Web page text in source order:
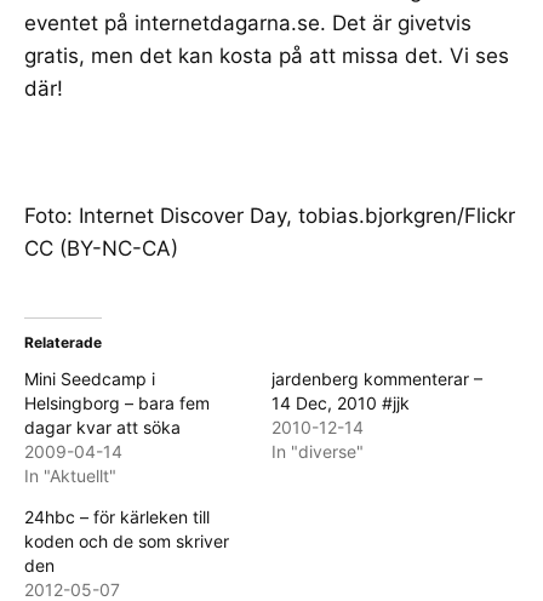
eventet på internetdagarna.se. Det är givetvis
gratis, men det kan kosta på att missa det. Vi ses
där!
Foto: Internet Discover Day, tobias.bjorkgren/Flickr
CC (BY-NC-CA)
Relaterade
Mini Seedcamp i
Helsingborg – bara fem
dagar kvar att söka
2009-04-14
In "Aktuellt"
jardenberg kommenterar –
14 Dec, 2010 #jjk
2010-12-14
In "diverse"
24hbc – för kärleken till
koden och de som skriver
den
2012-05-07